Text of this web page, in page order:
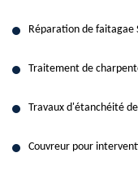
Réparation de faitagae
Traitement de
Travaux d'étanchéité
Couvreur pour